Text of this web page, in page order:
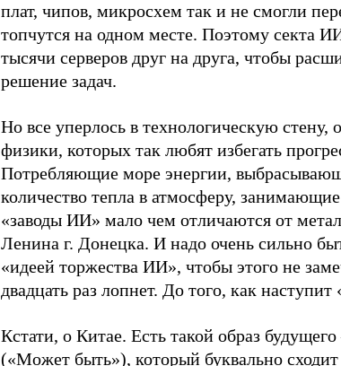
плат, чипов, микросхем так и не смогли
топчутся на одном месте. Поэтому секта
тысячи серверов друг на друга, чтобы
решение задач.
Но все уперлось в технологическую стену,
физики, которых так любят избегать
Потребляющие море энергии,
количество тепла в атмосферу,
«заводы ИИ» мало чем отличаются от
Ленина г. Донецка. И надо очень сильно
«идеей торжества ИИ», чтобы этого не
двадцать раз лопнет. До того, как
Кстати, о Китае. Есть такой образ
(«Может быть»), который буквально